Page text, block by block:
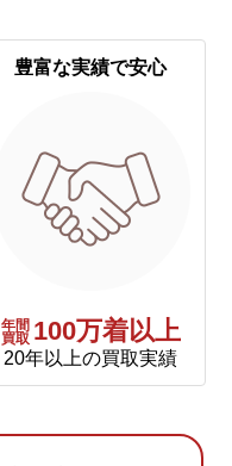
豊富な実績で安心
年間
買取 100万着以上
20年以上の買取実績